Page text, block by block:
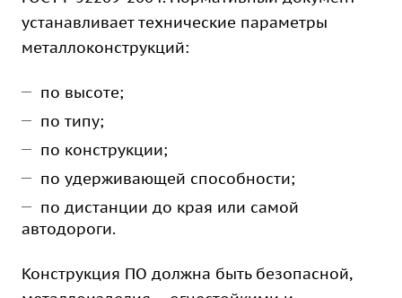
устанавливает технические параметры
металлоконструкций:
по высоте;
по типу;
по конструкции;
по удерживающей способности;
по дистанции до края или самой
автодороги.
Конструкция ПО должна быть безопасной,